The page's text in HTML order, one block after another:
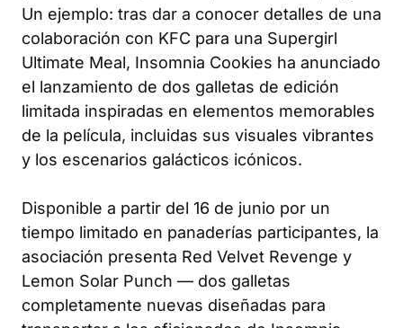
Un ejemplo: tras dar a conocer detalles de una
colaboración con KFC para una Supergirl
Ultimate Meal, Insomnia Cookies ha anunciado
el lanzamiento de dos galletas de edición
limitada inspiradas en elementos memorables
de la película, incluidas sus visuales vibrantes
y los escenarios galácticos icónicos.
Disponible a partir del 16 de junio por un
tiempo limitado en panaderías participantes, la
asociación presenta Red Velvet Revenge y
Lemon Solar Punch — dos galletas
completamente nuevas diseñadas para